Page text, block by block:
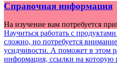
Справочная информация
На изучение вам потребуется
Научиться работать с
сложно, но потребуется
усидчивости. А поможет в этом
информация, ссылки на которую